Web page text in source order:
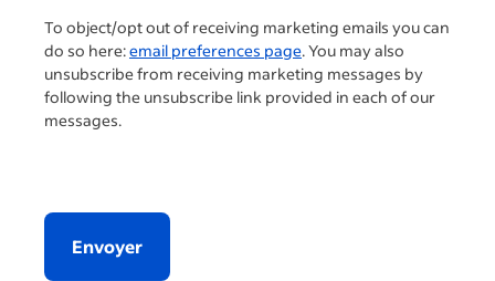
To object/opt out of receiving marketing emails you can
do so here:email preferences page. You may also
unsubscribe from receiving marketing messages by
following the unsubscribe link provided in each of our
messages.
Envoyer